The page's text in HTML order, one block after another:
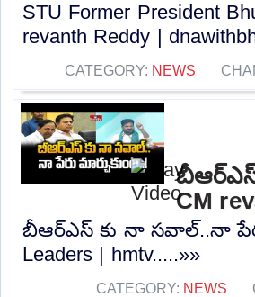
STU Former President
revanth Reddy |
CATEGORY: NEWS
CM
బీఆర్ఎస్ కు నా సవాల్..నా
Leaders | hmtv.....»»
CATEGORY: NEWS